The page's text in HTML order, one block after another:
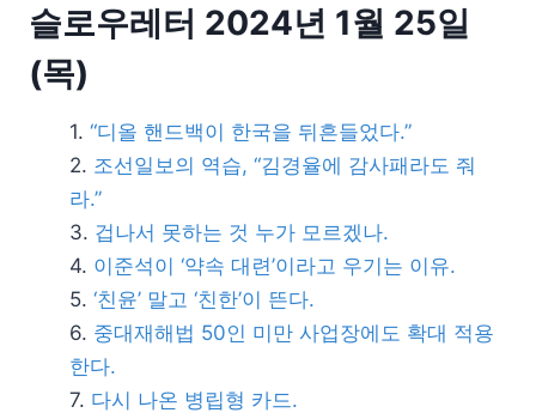
슬로우레터 2024년 1월 25일
(목)
“디올 핸드백이 한국을 뒤흔들었다.”
조선일보의 역습, “김경율에 감사패라도 줘
라.”
겁나서 못하는 것 누가 모르겠나.
이준석이 ‘약속 대련’이라고 우기는 이유.
‘친윤’ 말고 ‘친한’이 뜬다.
중대재해법 50인 미만 사업장에도 확대 적용
한다.
다시 나온 병립형 카드.